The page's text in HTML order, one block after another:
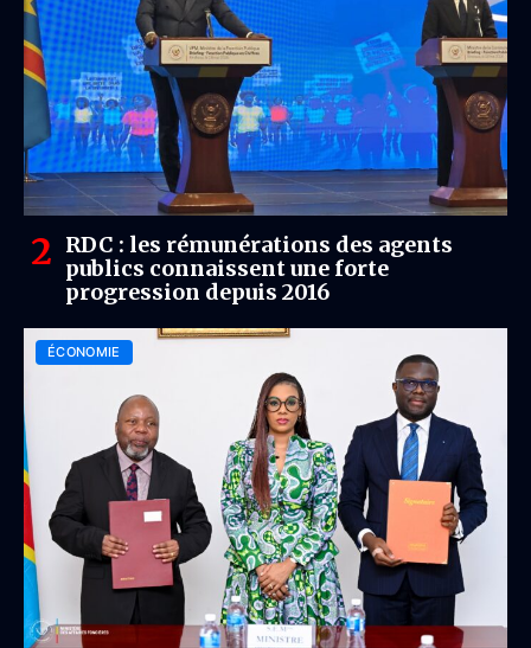
RDC : les rémunérations des agents
publics connaissent une forte
progression depuis 2016
ÉCONOMIE